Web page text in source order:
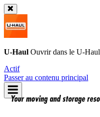
U-Haul Ouvrir dans le U-Haul
Actif
Passer au contenu principal